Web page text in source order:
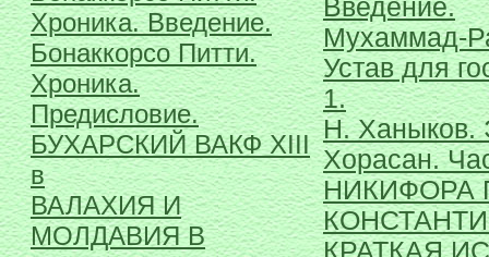
Хроника. Введение.
Бонаккорсо Питти.
Хроника.
Предисловие.
БУХАРСКИЙ ВАКФ ХIII
в
ВАЛАХИЯ И
МОЛДАВИЯ В
Введение.
Мухаммад-
Устав для
1.
Н. Ханыков.
Хорасан.
НИКИФОРА